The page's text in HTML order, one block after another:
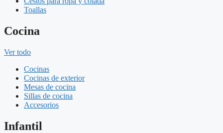
Toallas
Cocina
Ver todo
Cocinas
Cocinas de exterior
Mesas de cocina
Sillas de cocina
Accesorios
Infantil